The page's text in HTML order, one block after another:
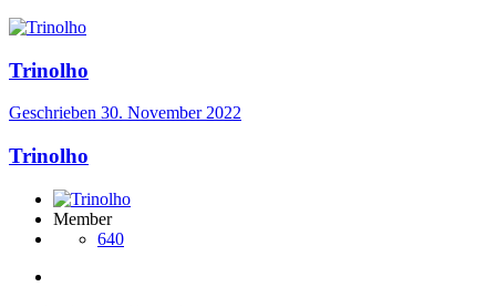
Trinolho
Geschrieben 30. November 2022
Trinolho
Member
640